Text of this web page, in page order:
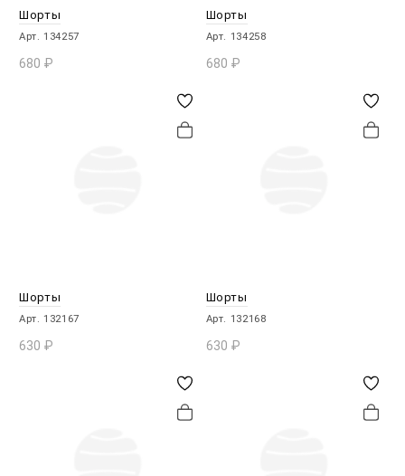
Шорты
Арт. 134257
680 ₽
Шорты
Арт. 134258
680 ₽
Шорты
Арт. 132167
630 ₽
Шорты
Арт. 132168
630 ₽